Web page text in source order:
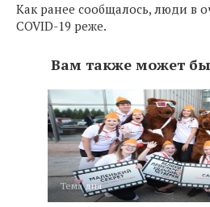
Как ранее сообщалось, люди в
COVID-19 реже.
Вам также может
Тема дня